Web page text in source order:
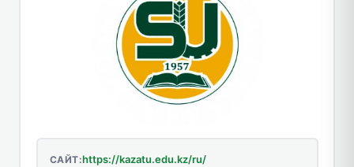
САЙТ:https://kazatu.edu.kz/ru/